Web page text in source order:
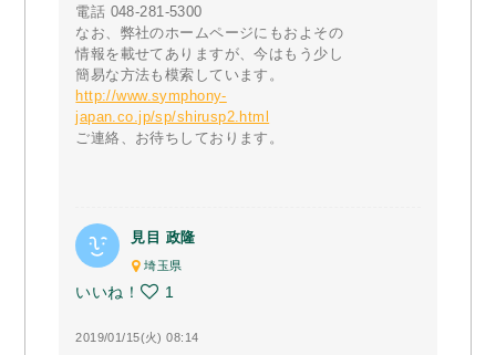
電話 048-281-5300
なお、弊社のホームページにもおよその
情報を載せてありますが、今はもう少し
簡易な方法も模索しています。
http://www.symphony-
japan.co.jp/sp/shirusp2.html
ご連絡、お待ちしております。
見目 政隆
埼玉県
いいね！ 1
2019/01/15(火) 08:14